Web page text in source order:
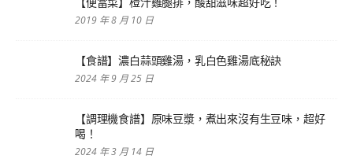
2019 年 8 月 10 日
【食譜】濃白蒜頭雞湯，乳白色雞湯底秘訣
2024 年 9 月 25 日
【調理機食譜】原味豆漿，煮出來沒有生豆味，超好
喝！
2024 年 3 月 14 日